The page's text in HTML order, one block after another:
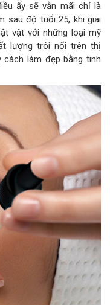
ấy sẽ vẫn mãi chỉ là
sau độ tuổi 25, khi giai
vật với những loại mỹ
lượng trôi nổi trên thị
cách làm đẹp bằng tinh